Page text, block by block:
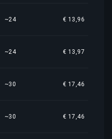
~24 € 13,96
~24 € 13,97
~30 € 17,46
~30 € 17,46